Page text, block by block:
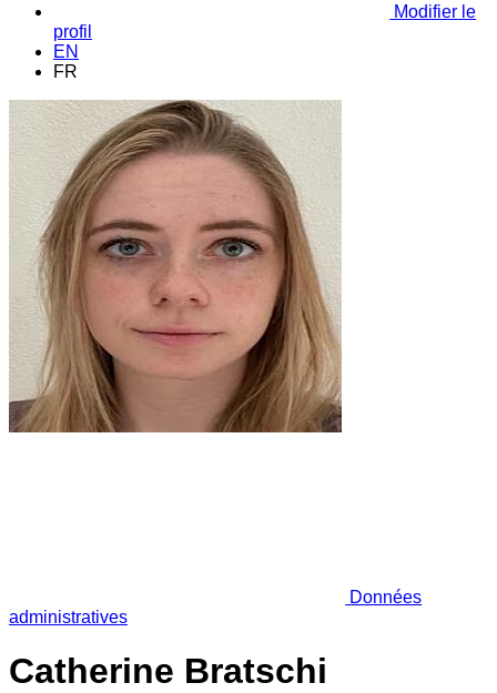
Modifier le
profil
EN
FR
Données
administratives
Catherine Bratschi